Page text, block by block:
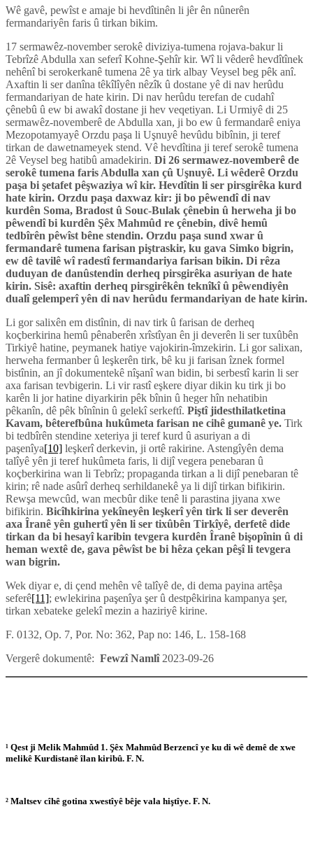
Wê gavê, pewîst e amaje bi hevdîtinên li jêr ên nûnerên
fermandariyên faris û tirkan bikim.
17 sermawêz-november serokê diviziya-tumena rojava-bakur li
Tebrîzê Abdulla xan seferî Kohne-Şehîr kir. Wî li vêderê hevdîtînek
nehênî bi serokerkanê tumena 2ê ya tirk albay Veysel beg pêk anî.
Axaftin li ser danîna têkîlîyên nêzîk û dostane yê di nav herûdu
fermandariyan de hate kirin. Di nav herûdu terefan de cudahî
çênebû û ew bi awakî dostane ji hev veqetiyan. Li Urmiyê di 25
sermawêz-novemberê de Abdulla xan, ji bo ew û fermandarê eniya
Mezopotamyayê Orzdu paşa li Uşnuyê hevûdu bibînin, ji teref
tirkan de dawetnameyek stend. Vê hevdîtina ji teref serokê tumena
2ê Veysel beg hatibû amadekirin. Di 26 sermawez-novemberê de
serokê tumena faris Abdulla xan çû Uşnuyê. Li wêderê Orzdu
paşa bi şetafet pêşwaziya wî kir. Hevdîtin li ser pirsgirêka kurd
hate kirin. Orzdu paşa daxwaz kir: ji bo pêwendî di nav
kurdên Soma, Bradost û Souc-Bulak çênebin û herweha ji bo
pêwendî bi kurdên Şêx Mahmûd re çênebin, divê hemû
tedbîrên pêwîst bêne stendin. Orzdu paşa sund xwar û
fermandarê tumena farisan piştraskir, ku gava Simko bigrin,
ew dê tavilê wî radestî fermandariya farisan bikin. Di rêza
duduyan de danûstendin derheq pirsgirêka asuriyan de hate
kirin. Sisê: axaftin derheq pirsgirêkên teknîkî û pêwendiyên
dualî gelemperî yên di nav herûdu fermandariyan de hate kirin.
Li gor salixên em distînin, di nav tirk û farisan de derheq
koçberkirina hemû pênaberên xrîstîyan ên ji deverên li ser tuxûbên
Tirkiyê hatine, peymanek hatiye vajokirin-îmzekirin. Li gor salixan,
herweha fermanber û leşkerên tirk, bê ku ji farisan îznek formel
bistînin, an jî dokumentekê nîşanî wan bidin, bi serbestî karin li ser
axa farisan tevbigerin. Li vir rastî eşkere diyar dikin ku tirk ji bo
karên li jor hatine diyarkirin pêk bînin û heger hîn nehatibin
pêkanîn, dê pêk bînînin û gelekî serkeftî. Piştî jidesthilatketina
Kavam, bêterefbûna hukûmeta farisan ne cihê gumanê ye. Tirk
bi tedbîrên stendine xeteriya ji teref kurd û asuriyan a di
paşenîya[10] leşkerî derkevin, ji ortê rakirine. Astengîyên dema
talîyê yên ji teref hukûmeta faris, li dijî vegera penebaran û
koçberkirina wan li Tebrîz; propaganda tirkan a li dijî penebaran tê
kirin; rê nade asûrî derheq serhildanekê ya li dijî tirkan bifikirin.
Rewşa mewcûd, wan mecbûr dike tenê li parastina jiyana xwe
bifikirin. Bicîhkirina yekîneyên leşkerî yên tirk li ser deverên
axa Îranê yên guhertî yên li ser tixûbên Tirkîyê, derfetê dide
tirkan da bi hesayî karibin tevgera kurdên Îranê bişopînin û di
heman wextê de, gava pêwîst be bi hêza çekan pêşî li tevgera
wan bigrin.
Wek diyar e, di çend mehên vê talîyê de, di dema payina artêşa
seferê[11]; ewlekirina paşenîya şer û destpêkirina kampanya şer,
tirkan xebateke gelekî mezin a haziriyê kirine.
F. 0132, Op. 7, Por. No: 362, Pap no: 146, L. 158-168
Vergerê dokumentê: Fewzî Namlî2023-09-26
¹ Qest ji Melik Mahmûd 1. Şêx Mahmûd Berzencî ye ku di wê demê de xwe
melikê Kurdistanê îlan kiribû. F. N.
² Maltsev cîhê gotina xwestîyê bêje vala hiştîye. F. N.